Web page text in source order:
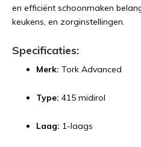
en efficiënt schoonmaken
keukens, en zorginstellingen.
Specificaties:
Merk: Tork Advanced
Type: 415 midirol
Laag: 1-laags